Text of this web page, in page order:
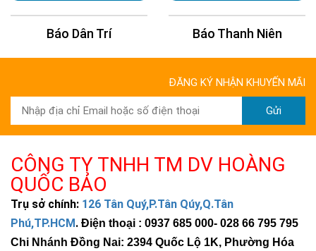
Báo Thanh Niên Báo Kinh Tế Châu Á
ĐĂNG KÝ NHẬN KHUYẾN MÃI
Gửi
CÔNG TY TNHH TM DV HOÀNG
QUỐC BẢO
Trụ sở chính: 126 Tân Quý,P.Tân Qúy,Q.Tân
Phú,TP.HCM . Điện thoại : 0937 685 000- 028 66 795 795
Chi Nhánh Đồng Nai: 2394 Quốc Lộ 1K, Phường Hóa